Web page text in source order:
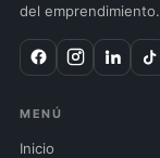
del emprendimiento.
MENÚ
Inicio